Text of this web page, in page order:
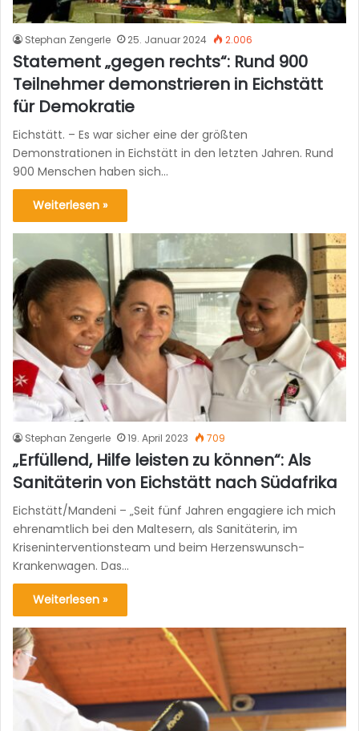
Stephan Zengerle 25. Januar 2024 2.006
Statement „gegen rechts“: Rund 900
Teilnehmer demonstrieren in Eichstätt
für Demokratie
Eichstätt. – Es war sicher eine der größten
Demonstrationen in Eichstätt in den letzten Jahren. Rund
900 Menschen haben sich…
Weiterlesen »
Stephan Zengerle 19. April 2023 709
„Erfüllend, Hilfe leisten zu können“: Als
Sanitäterin von Eichstätt nach Südafrika
Eichstätt/Mandeni – „Seit fünf Jahren engagiere ich mich
ehrenamtlich bei den Maltesern, als Sanitäterin, im
Kriseninterventionsteam und beim Herzenswunsch-
Krankenwagen. Das…
Weiterlesen »